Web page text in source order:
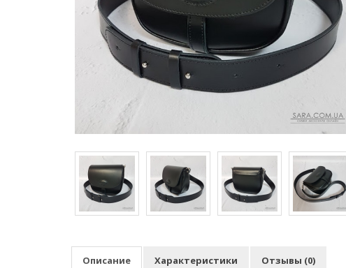
Описание Характеристики Отзывы (0)